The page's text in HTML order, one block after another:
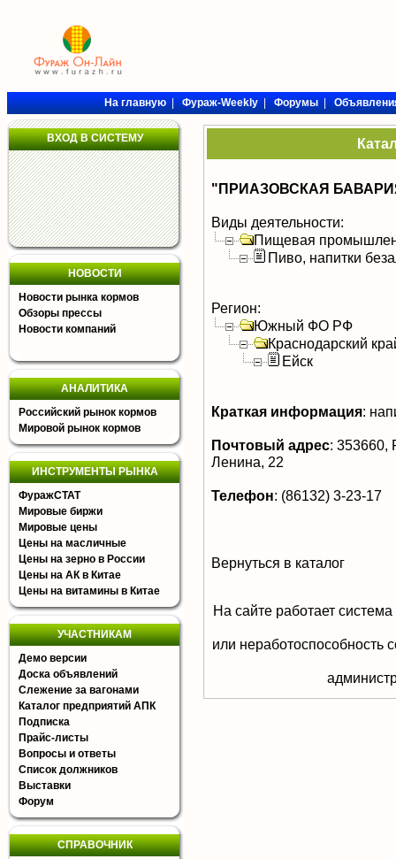
На главную|Фураж-Weekly|Форумы|
ВХОД В СИСТЕМУ
НОВОСТИ
Новости рынка кормов
Обзоры прессы
Новости компаний
АНАЛИТИКА
Российский рынок кормов
Мировой рынок кормов
ИНСТРУМЕНТЫ РЫНКА
ФуражСТАТ
Мировые биржи
Мировые цены
Цены на масличные
Цены на зерно в России
Цены на АК в Китае
Цены на витамины в Китае
УЧАСТНИКАМ
Демо версии
Доска объявлений
Слежение за вагонами
Каталог предприятий АПК
Подписка
Прайс-листы
Вопросы и ответы
Список должников
Выставки
Форум
СПРАВОЧНИК
"ПРИАЗОВСКАЯ
Виды деятельности:
Пищевая
Пиво, напитки
Регион:
Южный ФО РФ
Краснодарский
Ейск
Краткая информация:
Почтовый адрес: 353660,
Ленина, 22
Телефон: (86132) 3-23-17
Вернуться в каталог
На сайте работает
или неработоспособность